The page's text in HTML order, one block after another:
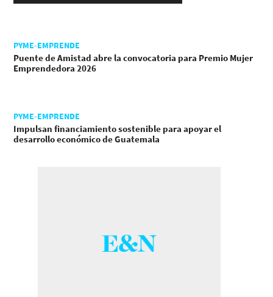
PYME-EMPRENDE
Puente de Amistad abre la convocatoria para Premio Mujer
Emprendedora 2026
PYME-EMPRENDE
Impulsan financiamiento sostenible para apoyar el
desarrollo económico de Guatemala